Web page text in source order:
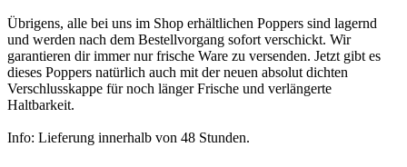
Übrigens, alle bei uns im Shop erhältlichen Poppers sind lagernd
und werden nach dem Bestellvorgang sofort verschickt. Wir
garantieren dir immer nur frische Ware zu versenden. Jetzt gibt es
dieses Poppers natürlich auch mit der neuen absolut dichten
Verschlusskappe für noch länger Frische und verlängerte
Haltbarkeit.
Info: Lieferung innerhalb von 48 Stunden.